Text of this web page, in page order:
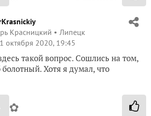
Красницкий
Липецк
октября 2020, 19:45
такой вопрос. Сошлись на том,
болотный. Хотя я думал, что
✿